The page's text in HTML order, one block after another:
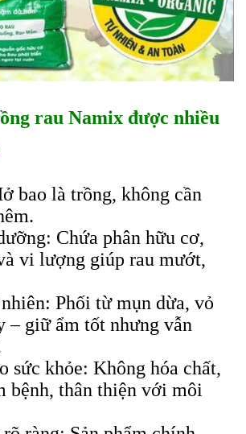
rau Namix được nhiều
bao là trồng, không cần
Chứa phân hữu cơ,
vi lượng giúp rau mướt,
Phối từ mụn dừa, vỏ
– giữ ẩm tốt nhưng vẫn
sức khỏe: Không hóa chất,
bệnh, thân thiện với môi